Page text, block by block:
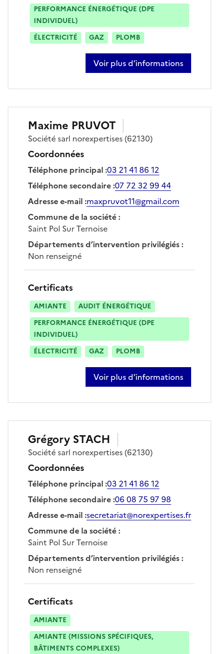
PERFORMANCE ÉNERGÉTIQUE (DPE
INDIVIDUEL)
ÉLECTRICITÉ
GAZ PLOMB
Voir plus d’informations
sur denis podvin
Maxime PRUVOT
Sociétésarl norexpertises(62130)
Coordonnées
Téléphone principal:03 21 41 86 12
Téléphone secondaire:07 72 32 99 44
Adresse e-mail:maxpruvot11@gmail.com
Commune de la société:
Saint Pol Sur Ternoise
Départements d’intervention privilégiés:
Non renseigné
Certificats
AMIANTE
AUDIT ÉNERGÉTIQUE
PERFORMANCE ÉNERGÉTIQUE (DPE
INDIVIDUEL)
ÉLECTRICITÉ
GAZ PLOMB
Voir plus d’informations
sur maxime pruvot
Grégory STACH
Sociétésarl norexpertises(62130)
Coordonnées
Téléphone principal:03 21 41 86 12
Téléphone secondaire:06 08 75 97 98
Adresse e-mail:secretariat@norexpertises.fr
Commune de la société:
Saint Pol Sur Ternoise
Départements d’intervention privilégiés:
Non renseigné
Certificats
AMIANTE
AMIANTE (MISSIONS SPÉCIFIQUES,
BÂTIMENTS COMPLEXES)